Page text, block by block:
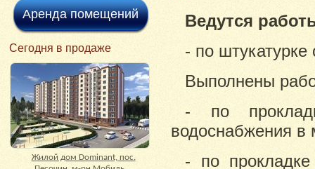
Аренда помещений
Cегодня в продаже
Жилой дом Dominant, пос.
Ведутся
- по
Выполнены
- по
водоснабжения в
- по